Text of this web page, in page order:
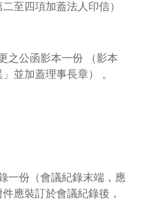
至四項加蓋法人印信）
之公函影本一份 （影本
並加蓋理事長章） 。
一份（會議紀錄末端，應
應裝訂於會議紀錄後，